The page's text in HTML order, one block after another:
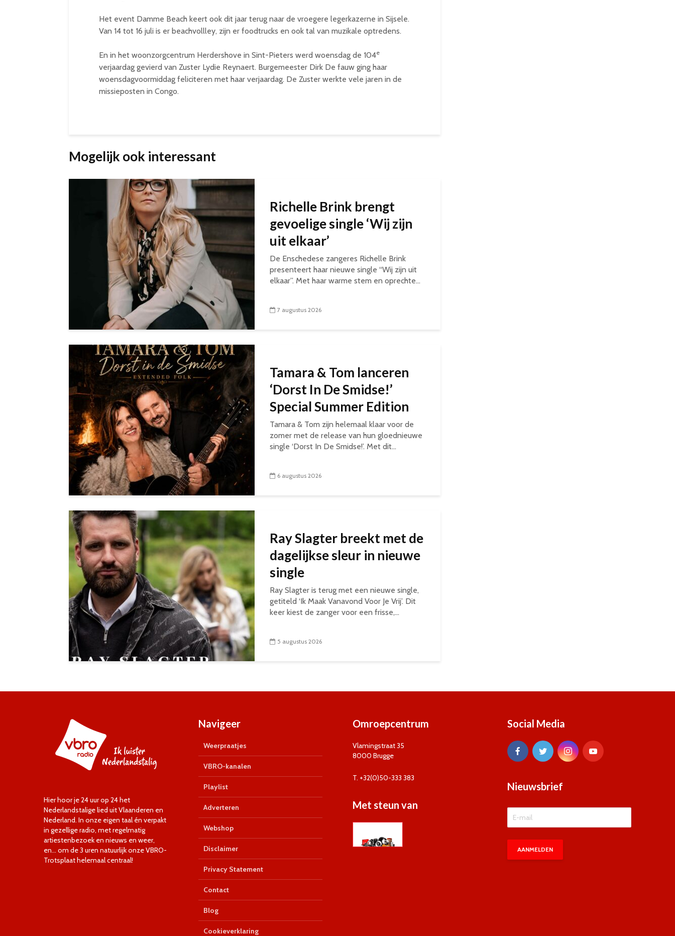
Het event Damme Beach keert ook dit jaar terug naar de vroegere legerkazerne in Sijsele.
Van 14 tot 16 juli is er beachvollley, zijn er foodtrucks en ook tal van muzikale optredens.
En in het woonzorgcentrum Herdershove in Sint-Pieters werd woensdag de 104e
verjaardag gevierd van Zuster Lydie Reynaert. Burgemeester Dirk De fauw ging haar
woensdagvoormiddag feliciteren met haar verjaardag. De Zuster werkte vele jaren in de
missieposten in Congo.
Mogelijk ook interessant
Richelle Brink brengt
gevoelige single ‘Wij zijn
uit elkaar’
De Enschedese zangeres Richelle Brink
presenteert haar nieuwe single “Wij zijn uit
elkaar”. Met haar warme stem en oprechte...
7 augustus 2026
Tamara & Tom lanceren
‘Dorst In De Smidse!’
Special Summer Edition
Tamara & Tom zijn helemaal klaar voor de
zomer met de release van hun gloednieuwe
single ‘Dorst In De Smidse!’. Met dit...
6 augustus 2026
Ray Slagter breekt met de
dagelijkse sleur in nieuwe
single
Ray Slagter is terug met een nieuwe single,
getiteld ‘Ik Maak Vanavond Voor Je Vrij’. Dit
keer kiest de zanger voor een frisse,...
5 augustus 2026
Hier hoor je 24 uur op 24 het
Nederlandstalige lied uit Vlaanderen en
Nederland. In onze eigen taal én verpakt
in gezellige radio, met regelmatig
artiestenbezoek en nieuws en weer,
en… om de 3 uren natuurlijk onze VBRO-
Trotsplaat helemaal centraal!
Navigeer
Weerpraatjes
VBRO-kanalen
Playlist
Adverteren
Webshop
Disclaimer
Privacy Statement
Contact
Blog
Cookieverklaring
Omroepcentrum
Vlamingstraat 35
8000 Brugge
T. +32(0)50-333 383
Met steun van
Social Media
Nieuwsbrief